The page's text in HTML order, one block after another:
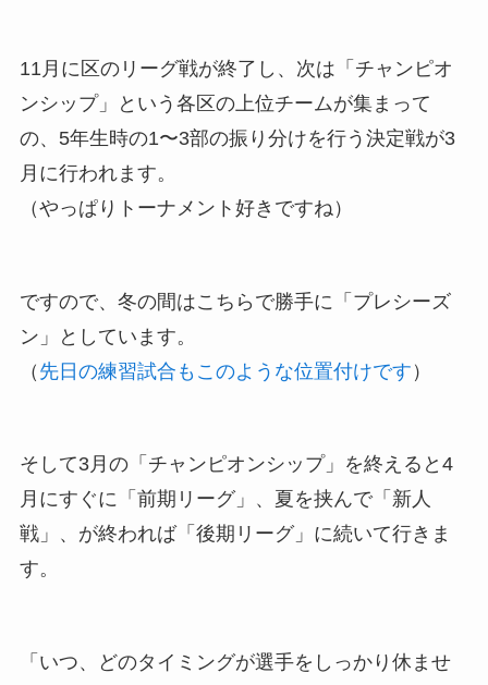
11月に区のリーグ戦が終了し、次は「チャンピオ
ンシップ」という各区の上位チームが集まって
の、5年生時の1〜3部の振り分けを行う決定戦が3
月に行われます。
（やっぱりトーナメント好きですね）
ですので、冬の間はこちらで勝手に「プレシーズ
ン」としています。
（ 先日の練習試合もこのような位置付けです ）
そして3月の「チャンピオンシップ」を終えると4
月にすぐに「前期リーグ」、夏を挟んで「新人
戦」、が終われば「後期リーグ」に続いて行きま
す。
「いつ、どのタイミングが選手をしっかり休ませ